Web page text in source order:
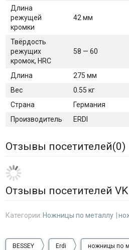
Длина
режущей
кромки
42 мм
Твёрдость
режущих
кромок, HRC
58 — 60
Длина
275 мм
Вес
0.55 кг
Страна
Германия
Производитель
ERDI
Отзывы посетителей(0)
Отзывы посетителей VK
Категории:Ножницы по металлу
BESSEY Erdi ножницы по